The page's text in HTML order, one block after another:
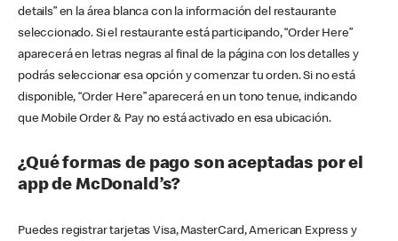
details” en la área blanca con la información del restaurante
seleccionado. Si el restaurante está participando, “Order Here”
aparecerá en letras negras al final de la página con los detalles y
podrás seleccionar esa opción y comenzar tu orden. Si no está
disponible, “Order Here” aparecerá en un tono tenue, indicando
que Mobile Order & Pay no está activado en esa ubicación.
¿Qué formas de pago son aceptadas por el
app de McDonald’s?
Puedes registrar tarjetas Visa, MasterCard, American Express y